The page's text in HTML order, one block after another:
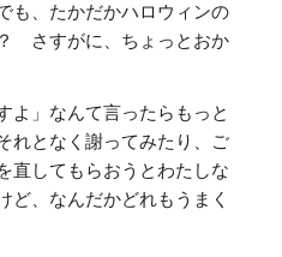
も、たかだかハロウィンの
さすがに、ちょっとおか
」なんて言ったらもっと
れとなく謝ってみたり、ご
直してもらおうとわたしな
ど、なんだかどれもうまく